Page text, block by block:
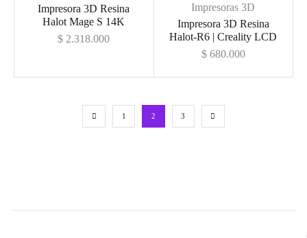
Impresora 3D Resina
Halot Mage S 14K
$ 2.318.000
Impresoras 3D
Impresora 3D Resina
Halot-R6 | Creality LCD
$680.000
1 2 3